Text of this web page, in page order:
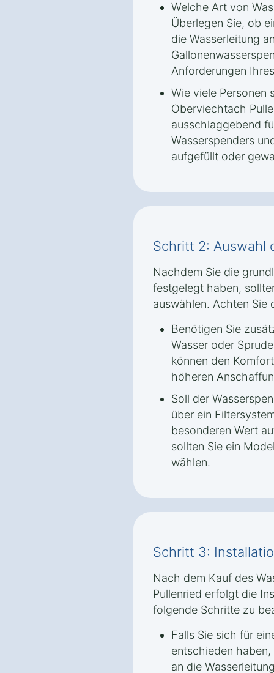
Welche Art von
Überlegen Sie, ob
die Wasserleitung
Anforderungen
Wie viele Personen
Oberviechtach
ausschlaggebend
Wasserspenders
aufgefüllt oder
Schritt 2: Auswahl
Nachdem Sie die
festgelegt haben,
auswählen. Achten Sie
Benötigen Sie
Wasser oder
können den
höheren
Soll der
über ein
besonderen Wert
sollten Sie ein
wählen.
Schritt 3:
Nach dem Kauf des
Pullenried erfolgt die
folgende Schritte zu
Falls Sie sich für
entschieden
an die